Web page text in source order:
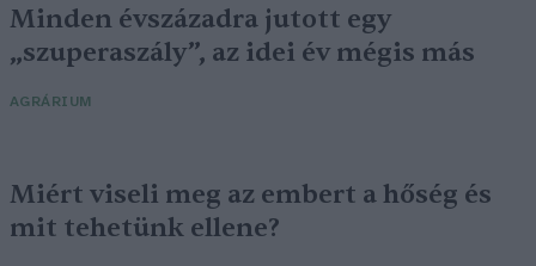
Minden évszázadra jutott egy
„szuperaszály”, az idei év mégis más
AGRÁRIUM
Miért viseli meg az embert a hőség és
mit tehetünk ellene?